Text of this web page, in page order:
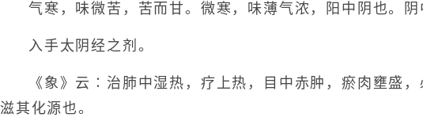
气寒，味微苦，苦而甘。微寒，味薄气浓，阳中阴也。阴
入手太阴经之剂。
《象》云∶治肺中湿热，疗上热，目中赤肿，瘀肉壅盛
滋其化源也。